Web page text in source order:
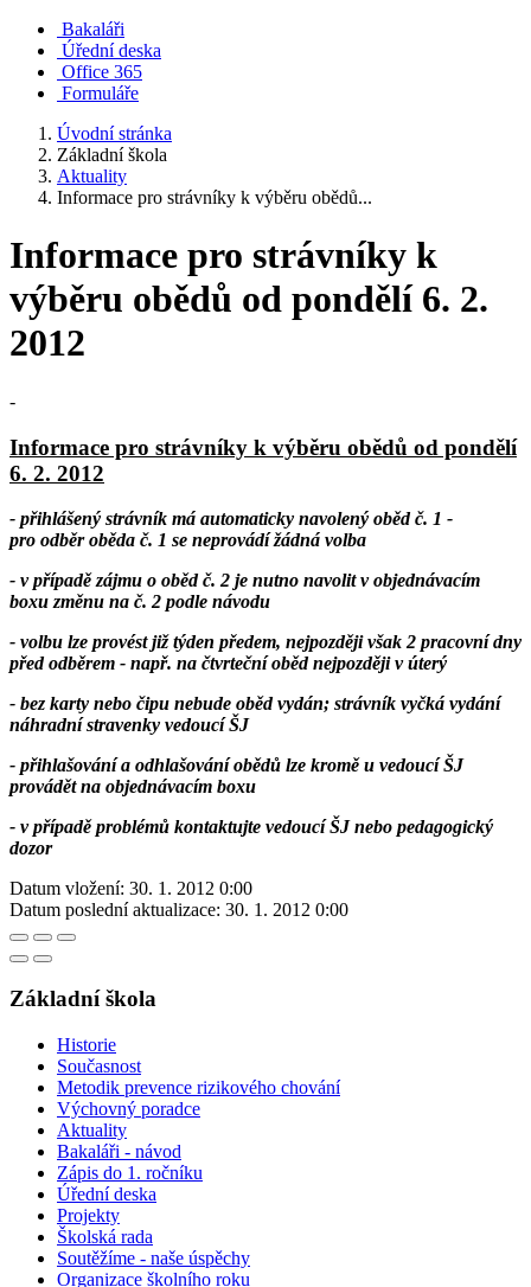
Bakaláři
Úřední deska
Office 365
Formuláře
Úvodní stránka
Základní škola
Aktuality
Informace pro strávníky k výběru obědů...
Informace pro strávníky k
výběru obědů od pondělí 6. 2.
2012
-
Informace pro strávníky k výběru obědů od pondělí
6. 2. 2012
- přihlášený strávník má automaticky navolený oběd č. 1 -
pro odběr oběda č. 1 se neprovádí žádná volba
- v případě zájmu o oběd č. 2 je nutno navolit v objednávacím
boxu změnu na č. 2 podle návodu
- volbu lze provést již týden předem, nejpozději však 2 pracovní dny
před odběrem - např. na čtvrteční oběd nejpozději v úterý
- bez karty nebo čipu nebude oběd vydán; strávník vyčká vydání
náhradní stravenky vedoucí ŠJ
- přihlašování a odhlašování obědů lze kromě u vedoucí ŠJ
provádět na objednávacím boxu
- v případě problémů kontaktujte vedoucí ŠJ nebo pedagogický
dozor
Datum vložení: 30. 1. 2012 0:00
Datum poslední aktualizace: 30. 1. 2012 0:00
Základní škola
Historie
Současnost
Metodik prevence rizikového chování
Výchovný poradce
Aktuality
Bakaláři - návod
Zápis do 1. ročníku
Úřední deska
Projekty
Školská rada
Soutěžíme - naše úspěchy
Organizace školního roku